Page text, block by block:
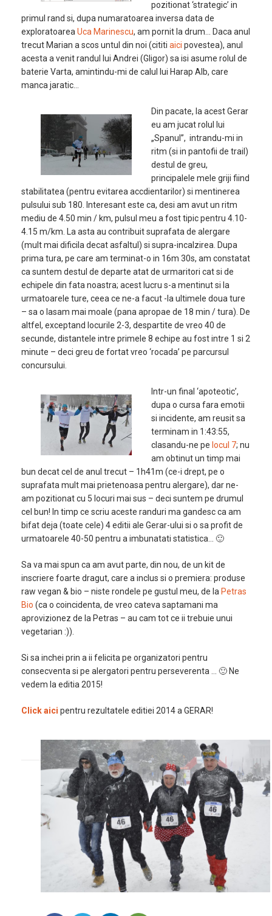
pozitionat ‘strategic’ in
primul rand si, dupa numaratoarea inversa data de
exploratoarea Uca Marinescu, am pornit la drum… Daca anul
trecut Marian a scos untul din noi (cititi aici povestea), anul
acesta a venit randul lui Andrei (Gligor) sa isi asume rolul de
baterie Varta, amintindu-mi de calul lui Harap Alb, care
manca jaratic…
Din pacate, la acest Gerar
eu am jucat rolul lui
„Spanul”, intrandu-mi in
ritm (si in pantofii de trail)
destul de greu,
principalele mele griji fiind
stabilitatea (pentru evitarea accdientarilor) si mentinerea
pulsului sub 180. Interesant este ca, desi am avut un ritm
mediu de 4.50 min / km, pulsul meu a fost tipic pentru 4.10-
4.15 m/km. La asta au contribuit suprafata de alergare
(mult mai dificila decat asfaltul) si supra-incalzirea. Dupa
prima tura, pe care am terminat-o in 16m 30s, am constatat
ca suntem destul de departe atat de urmaritori cat si de
echipele din fata noastra; acest lucru s-a mentinut si la
urmatoarele ture, ceea ce ne-a facut -la ultimele doua ture
– sa o lasam mai moale (pana apropae de 18 min / tura). De
altfel, exceptand locurile 2-3, despartite de vreo 40 de
secunde, distantele intre primele 8 echipe au fost intre 1 si 2
minute – deci greu de fortat vreo ‘rocada’ pe parcursul
concursului.
Intr-un final ‘apoteotic’,
dupa o cursa fara emotii
si incidente, am reusit sa
terminam in 1:43:55,
clasandu-ne pe locul 7; nu
am obtinut un timp mai
bun decat cel de anul trecut – 1h41m (ce-i drept, pe o
suprafata mult mai prietenoasa pentru alergare), dar ne-
am pozitionat cu 5 locuri mai sus – deci suntem pe drumul
cel bun! In timp ce scriu aceste randuri ma gandesc ca am
bifat deja (toate cele) 4 editii ale Gerar-ului si o sa profit de
urmatoarele 40-50 pentru a imbunatati statistica… 🙂
Sa va mai spun ca am avut parte, din nou, de un kit de
inscriere foarte dragut, care a inclus si o premiera: produse
raw vegan & bio – niste rondele pe gustul meu, de la Petras
Bio (ca o coincidenta, de vreo cateva saptamani ma
aprovizionez de la Petras – au cam tot ce ii trebuie unui
vegetarian :)).
Si sa inchei prin a ii felicita pe organizatori pentru
consecventa si pe alergatori pentru perseverenta … 🙂 Ne
vedem la editia 2015!
Click aici pentru rezultatele editiei 2014 a GERAR!